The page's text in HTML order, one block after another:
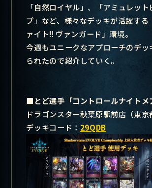
「自然ロイヤル」、「アミュレット
プ」など、様々なデッキが活躍する
ァイト!! ヴァンガード」環境。
今週もユニークなアプローチのデッ
られたので紹介していく。
■とど選手「コントロールナイトメ
ドラゴンスター秋葉原駅前店（東
デッキコード： 29QDB